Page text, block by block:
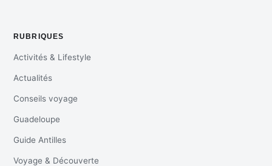
RUBRIQUES
Activités & Lifestyle
Actualités
Conseils voyage
Guadeloupe
Guide Antilles
Voyage & Découverte